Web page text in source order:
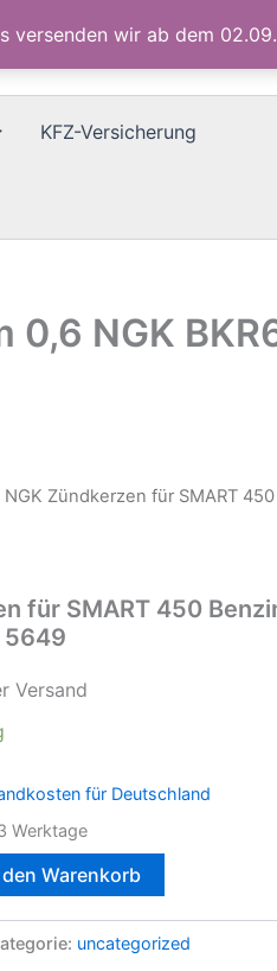
versenden wir ab dem
KFZ-Versicherung
NGK
Zündkerzen für SMART
für SMART 450
5649
Versand
für Deutschland
Werktage
Warenkorb
uncategorized
Benziner
599ccm
0,6
NGK
5649